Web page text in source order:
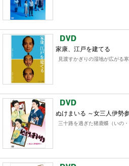
家康、江戸を建てる
見渡すかぎりの湿地が広がる
ぬけまいる ～女三人伊勢
三十路を過ぎた猪鹿蝶（いの